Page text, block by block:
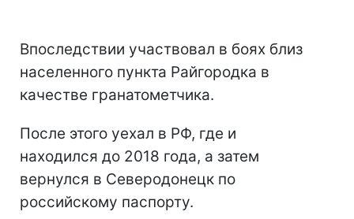
Впоследствии участвовал в боях близ
населенного пункта Райгородка в
качестве гранатометчика.
После этого уехал в РФ, где и
находился до 2018 года, а затем
вернулся в Северодонецк по
российскому паспорту.